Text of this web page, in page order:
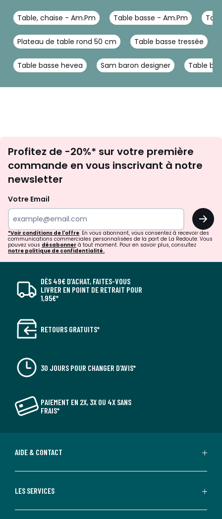
Table, chaise - Am.Pm Table basse - Am.Pm
Plateau de table rond 50 cm Table basse tressée
Table basse hevea Sam baron designer Table
newsletter
Profitez de -20%* sur votre première
commande en vous inscrivant à notre
newsletter
Votre Email
OK
*Voir conditions de l'offre. En vous abonnant, vous consentez à recevoir des
communications commerciales personnalisées de la part de La Redoute. Vous
pouvez vous désabonner à tout moment. Pour en savoir plus, consultez
notre politique de confidentialité.
DÈS 49€ D’ACHAT, FAITES-VOUS
LIVRER EN POINT DE RETRAIT POUR
1,95€*
RETOURS GRATUITS*
30 JOURS POUR CHANGER D'AVIS*
PAIEMENT EN 2X, 3X OU 4X SANS
FRAIS*
AIDE & CONTACT
LES SERVICES